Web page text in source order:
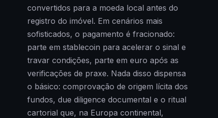
convertidos para a moeda local antes do
registro do imóvel. Em cenários mais
sofisticados, o pagamento é fracionado:
parte em stablecoin para acelerar o sinal e
travar condições, parte em euro após as
verificações de praxe. Nada disso dispensa
o básico: comprovação de origem lícita dos
fundos, due diligence documental e o ritual
cartorial que, na Europa continental,